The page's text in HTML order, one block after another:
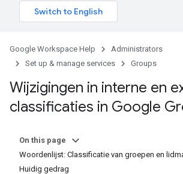
Google Workspace Help
Administrators
Set up & manage services
Groups
Wijzigingen in interne en
classificaties in Google
On this page
Woordenlijst: Classificatie van groepen en
Huidig ​​gedrag